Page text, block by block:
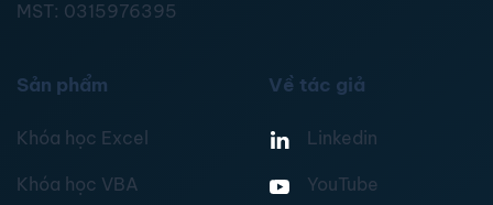
MST: 0315976395
Sản phẩm
Khóa học Excel
Khóa học VBA
Về tác giả
Linkedin
YouTube